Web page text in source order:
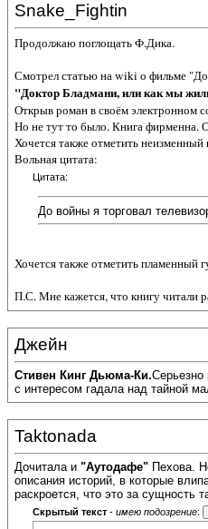
Snake_Fightin
Продолжаю поглощать Ф.Дика.
Смотрел статью на wiki о фильме
"Доктор Бладмани, или как мы
Открыв роман в своём электронном
Но не тут то было. Книга фирменна.
Хочется также отметить
Вольная цитата:
Цитата:
До войны я торговал
Хочется также отметить пламенный
П.С. Мне кажется, что книгу читали
Джейн
Стивен Кинг Дьюма-Ки.Серьезно
с интересом гадала над тайной
Taktonada
Дочитала и "Аутодафе" Пехова.
описания историй, в которые
раскроется, что это за сущность
Скрытый текст - имею подозрение: